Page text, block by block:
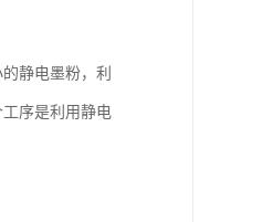
静电墨粉，利
序是利用静电